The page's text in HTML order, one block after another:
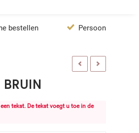
bestellen Persoonlijke
tekst. De tekst voegt u toe in de